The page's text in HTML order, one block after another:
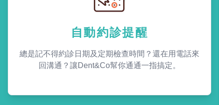
自動約診提醒
總是記不得約診日期及定期檢查時間？還在用電話來
回溝通？讓Dent&Co幫你通通一指搞定。